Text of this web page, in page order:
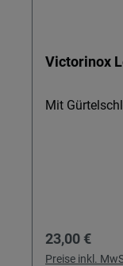
Victorinox
Mit
Regulärer
23,00 €
Preise inkl.